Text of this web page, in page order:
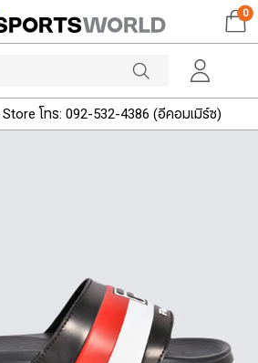
0
โทร: 092-532-4386 (อีคอมเมิร์ซ)